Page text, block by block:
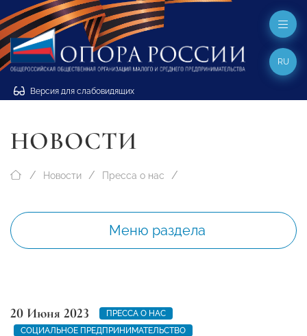
Версия для слабовидящих
RU
НОВОСТИ
Новости Пресса о нас
Меню раздела
20 Июня 2023
ПРЕССА О НАС
СОЦИАЛЬНОЕ ПРЕДПРИНИМАТЕЛЬСТВО